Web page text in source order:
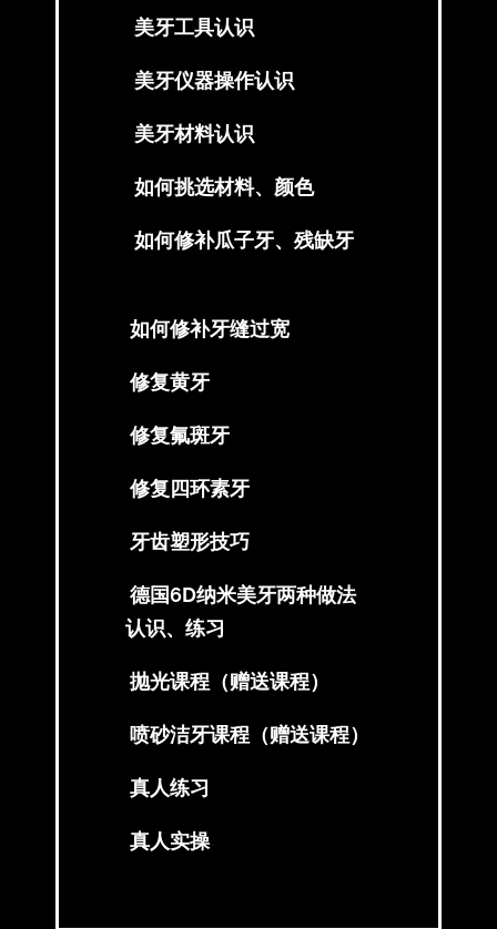
美牙工具认识
美牙仪器操作认识
美牙材料认识
如何挑选材料、颜色
如何修补瓜子牙、残缺牙
如何修补牙缝过宽
修复黄牙
修复氟斑牙
修复四环素牙
牙齿塑形技巧
德国6D纳米美牙两种做法
认识、练习
抛光课程（赠送课程）
喷砂洁牙课程（赠送课程）
真人练习
真人实操